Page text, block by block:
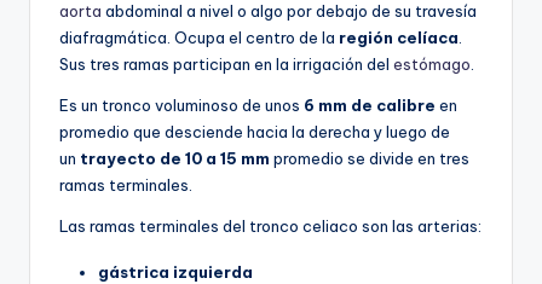
aorta abdominal a nivel o algo por debajo de su travesía
diafragmática. Ocupa el centro de la región celíaca.
Sus tres ramas participan en la irrigación del estómago.
Es un tronco voluminoso de unos 6 mm de calibre en
promedio que desciende hacia la derecha y luego de
un trayecto de 10 a 15 mm promedio se divide en tres
ramas terminales.
Las ramas terminales del tronco celiaco son las arterias:
gástrica izquierda